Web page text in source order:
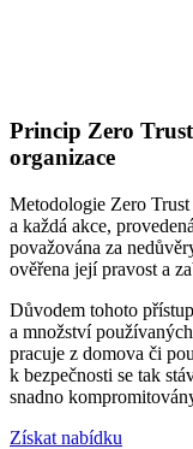
Princip Zero
organizace
Metodologie Zero Trust
a každá akce,
považována za
ověřena její pravost a
Důvodem tohoto
a množství
pracuje z domova či
k bezpečnosti se tak
snadno
Získat nabídku